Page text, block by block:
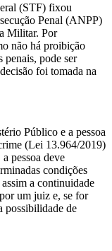
(STF) fixou
Penal (ANPP)
Militar. Por
não há proibição
penais, pode ser
foi tomada na
Público e a pessoa
(Lei 13.964/2019)
pessoa deve
condições
a continuidade
um juiz e, se for
possibilidade de